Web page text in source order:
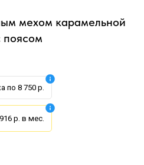
мехом карамельной
по 8 750 р.
р. в мес.